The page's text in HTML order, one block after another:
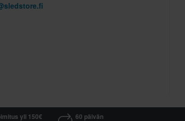
yli 150€
60 päivän